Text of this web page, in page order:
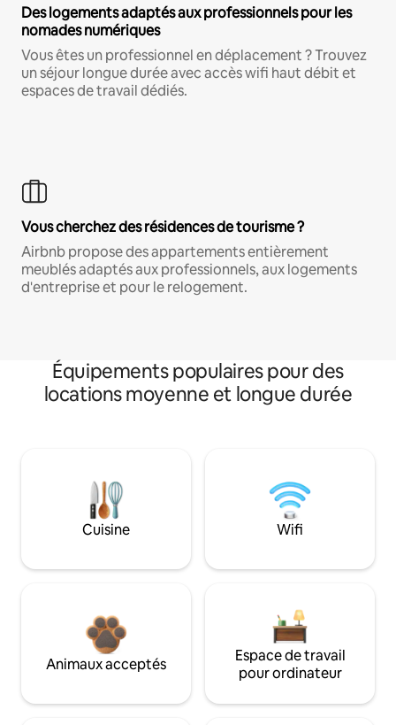
Des logements adaptés aux professionnels pour les
nomades numériques
Vous êtes un professionnel en déplacement ? Trouvez
un séjour longue durée avec accès wifi haut débit et
espaces de travail dédiés.
Vous cherchez des résidences de tourisme ?
Airbnb propose des appartements entièrement
meublés adaptés aux professionnels, aux logements
d'entreprise et pour le relogement.
Équipements populaires pour des
locations moyenne et longue durée
Cuisine Wifi
Animaux acceptés
Espace de travail
pour ordinateur